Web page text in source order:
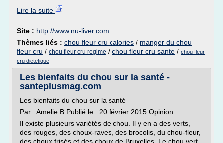
Lire la suite
Site : http://www.nu-liver.com
Thèmes liés : chou fleur cru calories / manger du chou
fleur cru / chou fleur cru regime / chou fleur cru sante / chou fleur
cru dietetique
Les bienfaits du chou sur la santé -
santeplusmag.com
Les bienfaits du chou sur la santé
Par : Amelie B Publié le : 20 février 2015 Opinion
Il existe plusieurs variétés de chou. Il y en a des verts,
des rouges, des choux-raves, des brocolis, du chou-fleur,
des choux frisés et des choux de Bruxelles. Le chou vert